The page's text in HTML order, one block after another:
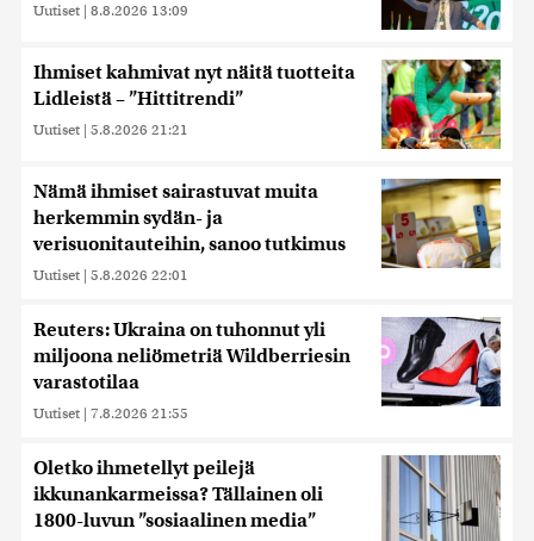
Uutiset | 8.8.2026 13:09
Ihmiset kahmivat nyt näitä tuotteita
Lidleistä – ”Hittitrendi”
Uutiset | 5.8.2026 21:21
Nämä ihmiset sairastuvat muita
herkemmin sydän- ja
verisuonitauteihin, sanoo tutkimus
Uutiset | 5.8.2026 22:01
Reuters: Ukraina on tuhonnut yli
miljoona neliömetriä Wildberriesin
varastotilaa
Uutiset | 7.8.2026 21:55
Oletko ihmetellyt peilejä
ikkunankarmeissa? Tällainen oli
1800-luvun ”sosiaalinen media”